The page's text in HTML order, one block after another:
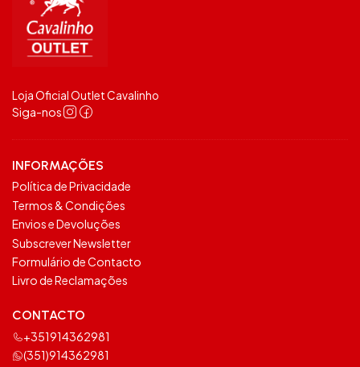
Loja Oficial Outlet Cavalinho
Siga-nos
INFORMAÇÕES
Política de Privacidade
Termos & Condições
Envios e Devoluções
Subscrever Newsletter
Formulário de Contacto
Livro de Reclamações
CONTACTO
+351914362981
(351)914362981